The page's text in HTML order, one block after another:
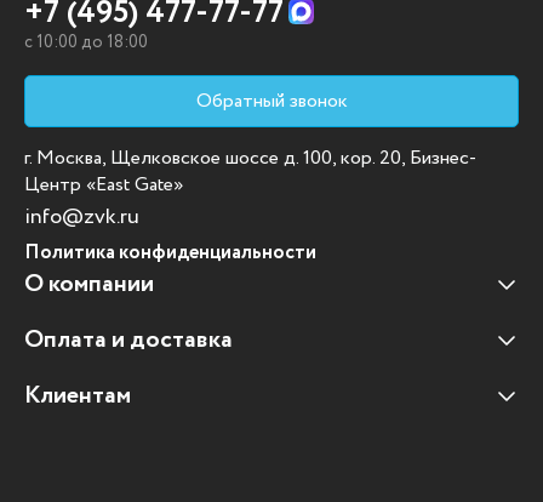
+7 (495) 477-77-77
c 10:00 до 18:00
Обратный звонок
г. Москва, Щелковское шоссе д. 100, кор. 20, Бизнес-
Центр «East Gate»
info@zvk.ru
Политика конфиденциальности
О компании
Наши клиенты
Отзывы клиентов
Оплата и доставка
Оплата и доставка
Клиентам